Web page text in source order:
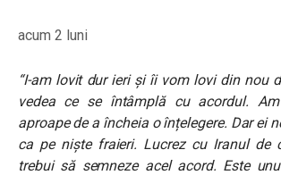
acum 2 luni
“I-am lovit dur ieri și îi vom lovi din nou
vedea ce se întâmplă cu acordul.
aproape de a încheia o înțelegere. Dar ei
ca pe niște fraieri. Lucrez cu Iranul de
trebui să semneze acel acord. Este